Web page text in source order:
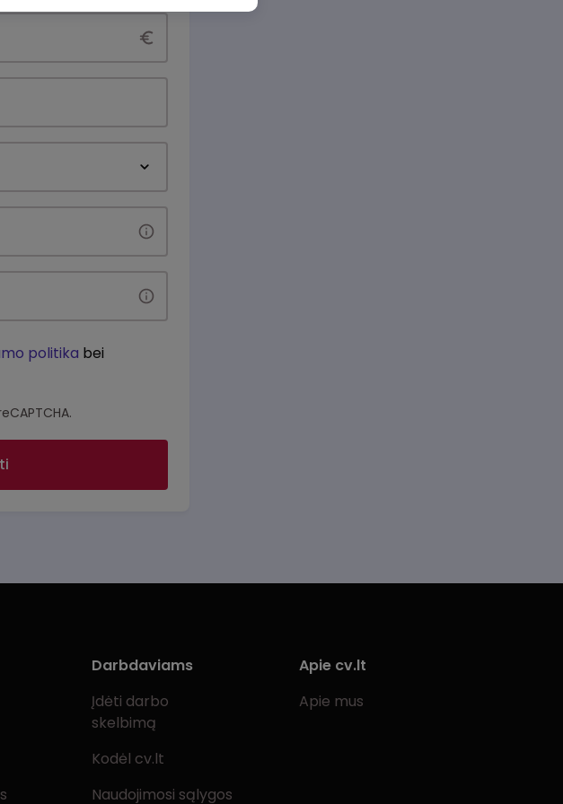
politika bei
Darbdaviams
Įdėti darbo
skelbimą
Kodėl cv.lt
Naudojimosi sąlygos
Apie cv.lt
Apie mus